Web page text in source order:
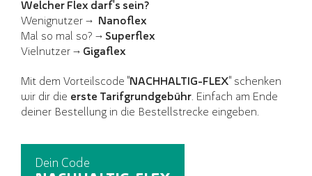
Welcher Flex darf's sein?
Wenignutzer → Nanoflex
Mal so mal so? → Superflex
Vielnutzer → Gigaflex
Mit dem Vorteilscode "NACHHALTIG-FLEX" schenken
wir dir die erste Tarifgrundgebühr. Einfach am Ende
deiner Bestellung in die Bestellstrecke eingeben.
Dein Code